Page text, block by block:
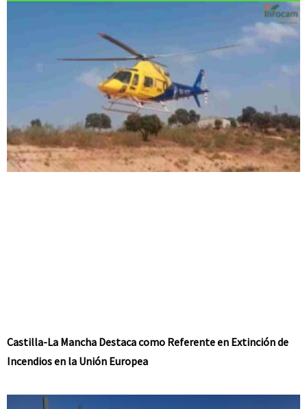
Castilla-La Mancha Destaca como Referente en Extinción de
Incendios en la Unión Europea